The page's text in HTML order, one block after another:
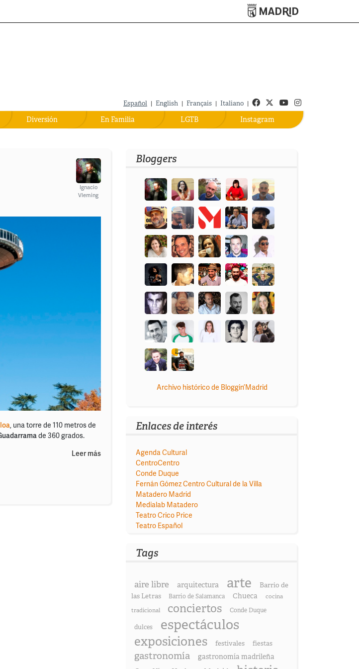
Turismo de Madrid
Español | English | Français | Italiano | Facebook
TwitterYoutube
Instagram
Instagram
LGTB
En Familia
Diversión
Ignacio
Vleming
, una torre de 110 metros de
de 360 grados.
Leer más
Bloggers
Archivo histórico de Bloggin’Madrid
Enlaces de interés
Agenda Cultural
CentroCentro
Conde Duque
Fernán Gómez Centro Cultural de la Villa
Matadero Madrid
Medialab Matadero
Teatro Crico Price
Teatro Español
Tags
aire libre arquitectura arte
Barrio de
las Letras
Barrio de Salamanca Chueca
cocina
tradicional
conciertos Conde Duque
dulces espectáculos
exposiciones festivales fiestas
gastronomía gastronomía madrileña